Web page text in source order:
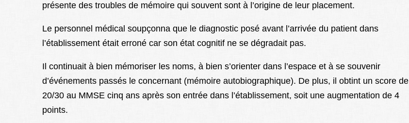
présente des troubles de mémoire qui souvent sont à l’origine de leur placement.
Le personnel médical soupçonna que le diagnostic posé avant l’arrivée du patient dans
l’établissement était erroné car son état cognitif ne se dégradait pas.
Il continuait à bien mémoriser les noms, à bien s’orienter dans l’espace et à se souvenir
d’événements passés le concernant (mémoire autobiographique). De plus, il obtint un score de
20/30 au MMSE cinq ans après son entrée dans l’établissement, soit une augmentation de 4
points.